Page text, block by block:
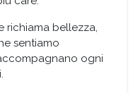
richiama bellezza,
sentiamo
ogni